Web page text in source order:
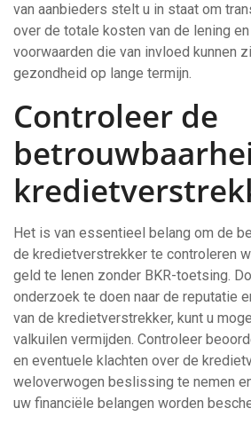
van aanbieders stelt u in staat om
over de totale kosten van de lening
voorwaarden die van invloed kunnen
gezondheid op lange termijn.
Controleer de
Het is van essentieel belang om de
de kredietverstrekker te controleren
geld te lenen zonder BKR-toetsing.
onderzoek te doen naar de reputatie
van de kredietverstrekker, kunt u
valkuilen vermijden. Controleer
en eventuele klachten over de
weloverwogen beslissing te nemen
uw financiële belangen worden